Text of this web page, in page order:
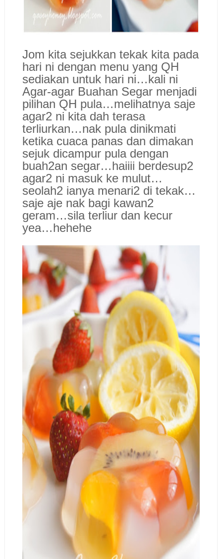
Jom kita sejukkan tekak kita pada
hari ni dengan menu yang QH
sediakan untuk hari ni…kali ni
Agar-agar Buahan Segar menjadi
pilihan QH pula…melihatnya saje
agar2 ni kita dah terasa
terliurkan…nak pula dinikmati
ketika cuaca panas dan dimakan
sejuk dicampur pula dengan
buah2an segar…haiiii berdesup2
agar2 ni masuk ke mulut…
seolah2 ianya menari2 di tekak…
saje aje nak bagi kawan2
geram…sila terliur dan kecur
yea…hehehe